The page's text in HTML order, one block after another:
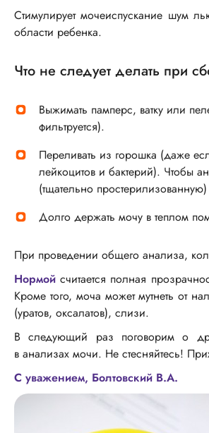
Стимулирует мочеиспускание шум
области ребенка.
Что не следует делать при
Выжимать памперс, ватку или
фильтруется).
Переливать из горошка (даже
лейкоцитов и бактерий). Чтобы
(тщательно
Долго держать мочу в теплом
При проведении общего анализа,
Нормой считается полная
Кроме того, моча может мутнеть от
(уратов, оксалатов), слизи.
В следующий раз поговорим о
в анализах мочи. Не стесняйтесь!
С уважением, Болтовский В.А.